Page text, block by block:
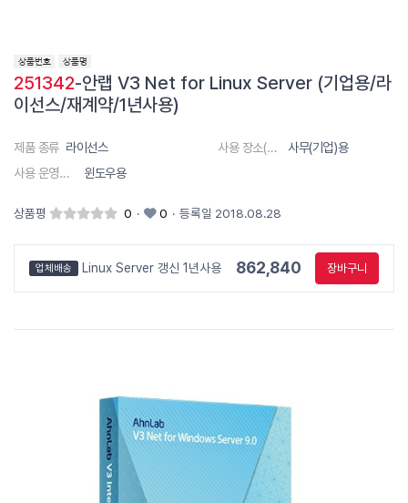
251342-안랩 V3 Net for Linux Server (기업용/라
이선스/재계약/1년사용)
제품 종류 라이선스 사용 장소(대상)
사무(기업)용
사용 운영체제
윈도우용
상품평 0 · 0 · 등록일 2018.08.28
업체배송 Linux Server 갱신 1년사용 862,840 장바구니